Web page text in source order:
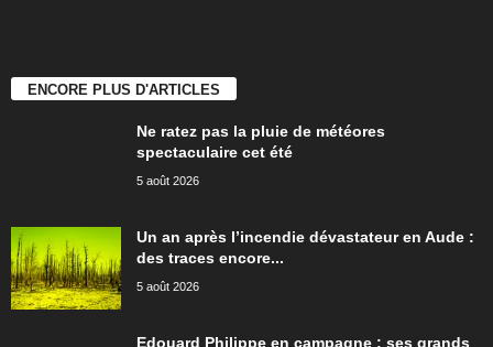
ENCORE PLUS D'ARTICLES
Ne ratez pas la pluie de météores
spectaculaire cet été
5 août 2026
Un an après l’incendie dévastateur en Aude :
des traces encore...
5 août 2026
Edouard Philippe en campagne : ses grands